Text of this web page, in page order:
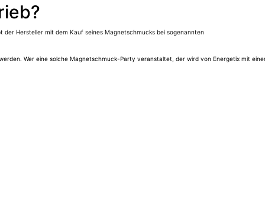
Hersteller mit dem Kauf seines Magnetschmucks bei sogenannten
Wer eine solche Magnetschmuck-Party veranstaltet, der wird von Energetix mit